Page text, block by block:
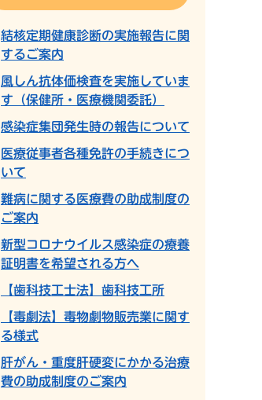
結核定期健康診断の実施報告に関
するご案内
風しん抗体価検査を実施していま
す（保健所・医療機関委託）
感染症集団発生時の報告について
医療従事者各種免許の手続きにつ
いて
難病に関する医療費の助成制度の
ご案内
新型コロナウイルス感染症の療養
証明書を希望される方へ
【歯科技工士法】歯科技工所
【毒劇法】毒物劇物販売業に関す
る様式
肝がん・重度肝硬変にかかる治療
費の助成制度のご案内